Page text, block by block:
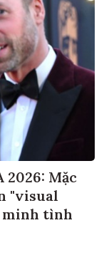
2026: Mặc
"visual
minh tình